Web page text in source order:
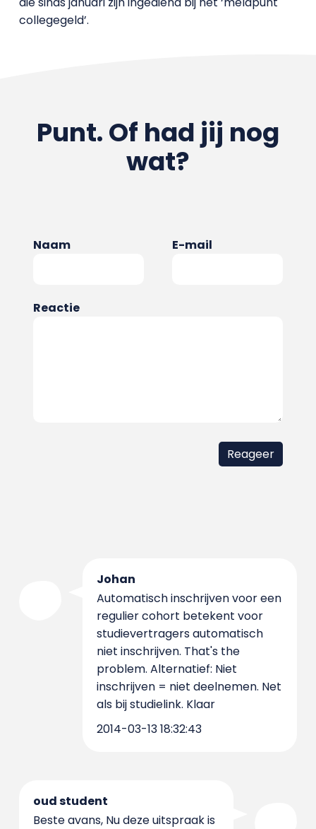
collegegeld’.
Punt. Of had jij nog
wat?
Naam E-mail
Reactie
Johan
Automatisch inschrijven voor een
regulier cohort betekent voor
studievertragers automatisch
niet inschrijven. That's the
problem. Alternatief: Niet
inschrijven = niet deelnemen. Net
als bij studielink. Klaar
2014-03-13 18:32:43
oud student
Beste avans, Nu deze uitspraak is